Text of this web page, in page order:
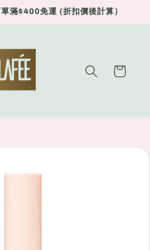
滿$400免運 (折扣價後計算）
Cart